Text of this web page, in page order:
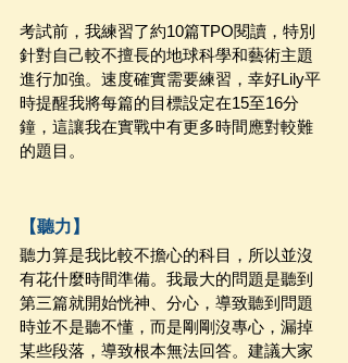
考試前，我練習了約10篇TPO閱讀，特別
針對自己較不擅長的地球科學和藝術主題
進行加強。速度確實需要練習，幸好Lily平
時提醒我將每篇的目標設定在15至16分
鐘，這讓我在實戰中有更多時間應對較難
的題目。
【聽力】
聽力算是我比較不擔心的科目，所以並沒
有花什麼時間準備。我最大的問題是聽到
第三篇就開始恍神、分心，導致聽到問題
時並不是聽不懂，而是剛剛沒專心，漏掉
某些段落，導致根本無法回答。建議大家